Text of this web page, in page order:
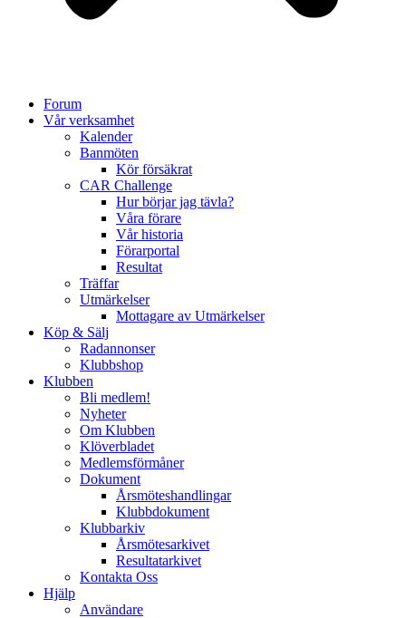
Forum
Vår verksamhet
Kalender
Banmöten
Kör försäkrat
CAR Challenge
Hur börjar jag tävla?
Våra förare
Vår historia
Förarportal
Resultat
Träffar
Utmärkelser
Mottagare av Utmärkelser
Köp & Sälj
Radannonser
Klubbshop
Klubben
Bli medlem!
Nyheter
Om Klubben
Klöverbladet
Medlemsförmåner
Dokument
Årsmöteshandlingar
Klubbdokument
Klubbarkiv
Årsmötesarkivet
Resultatarkivet
Kontakta Oss
Hjälp
Användare